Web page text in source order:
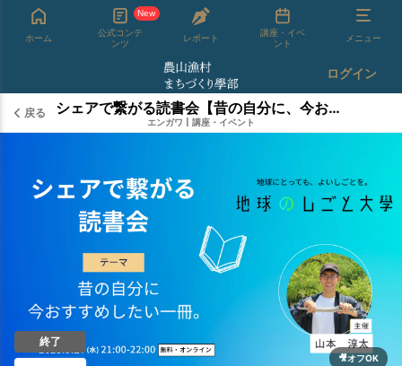
ホーム
New
公式コンテ
ンツ
レポート
講座・イベ
ント
メニュー
ログイン
戻る シェアで繋がる読書会【昔の自分に、今おすすめしたい一冊】produced by エンガワ
エンガワ 講座・イベント
🎥オフOK
終了